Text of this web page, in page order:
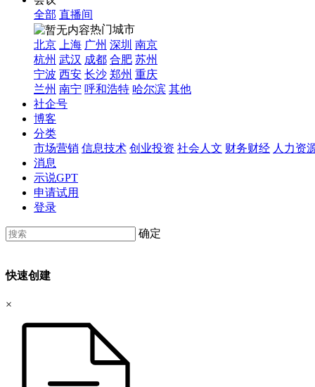
全部 直播间
热门城市
北京
上海 广州 深圳 南京
杭州 武汉 成都 合肥 苏州
宁波 西安 长沙 郑州 重庆
兰州 南宁 呼和浩特 哈尔滨 其他
社企号
博客
分类
市场营销 信息技术 创业投资 社会人文 财务财经 人力资
消息
示说GPT
申请试用
登录
确定
快速创建
×